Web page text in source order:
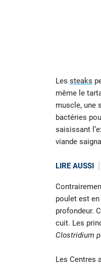
Les steaks
même le
muscle, une
bactéries
saisissant
viande
LIRE AUSSI
poulet est
profondeur.
cuit. Les
Clostridium
Les Centres